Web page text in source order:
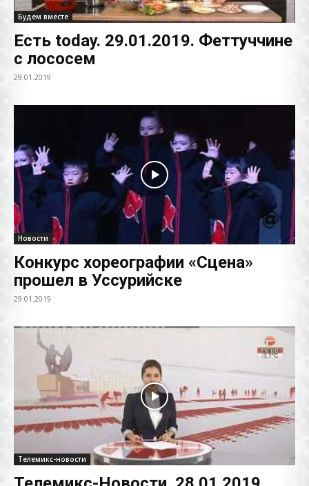
Будем вместе
Есть today. 29.01.2019. Феттуччине
с лососем
29.01.2019
Новости
Конкурс хореографии «Сцена»
прошел в Уссурийске
29.01.2019
Телемикс-новости